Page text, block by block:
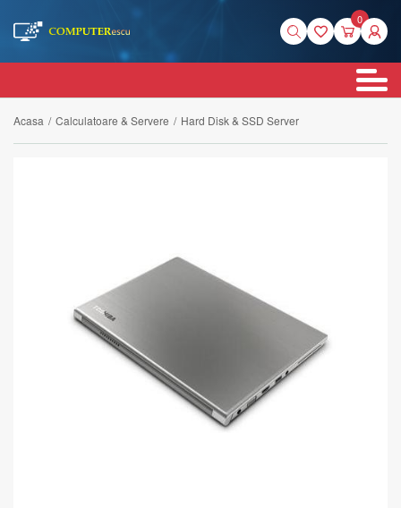
0
Acasa / Calculatoare & Servere / Hard Disk & SSD Server